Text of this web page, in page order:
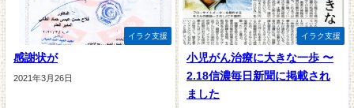
イラク支援
感謝状が
2021年3月26日
イラク支援
小児がん治療に大きな一歩 〜
2.18信濃毎日新聞に掲載され
ました